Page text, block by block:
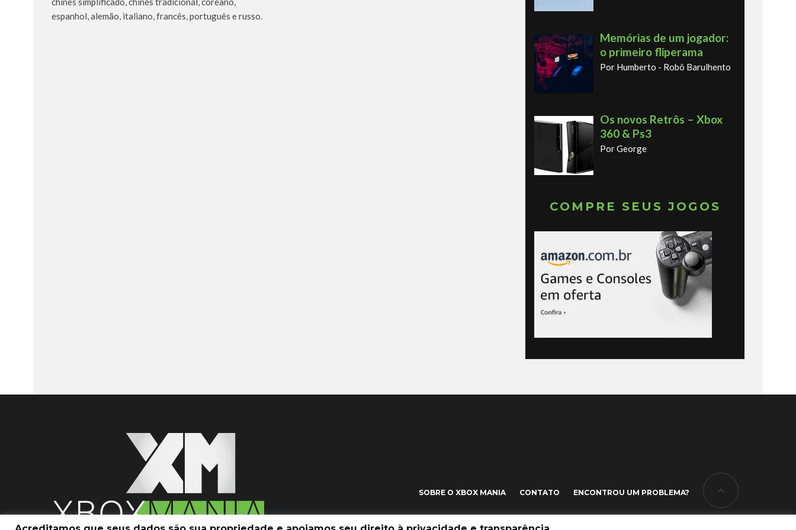
espanhol, alemão, italiano, francês, português e russo.
Memórias de um jogador:
o primeiro fliperama
Por Humberto - Robô Barulhento
Os novos Retrôs – Xbox
360 & Ps3
Por George
COMPRE SEUS JOGOS
SOBRE O XBOX MANIA CONTATO ENCONTROU UM PROBLEMA?